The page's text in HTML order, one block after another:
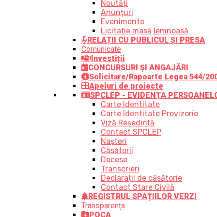
Noutăți
Anunțuri
Evenimente
Licitație masă lemnoasă
RELAȚII CU PUBLICUL ȘI PRESA
Comunicate
Investiții
CONCURSURI ȘI ANGAJĂRI
Solicitare/Rapoarte Legea 544/
Apeluri de proiecte
SPCLEP - EVIDENȚA
Carte Identitate
Carte Identitate Provizorie
Viză Reședință
Contact SPCLEP
Nașteri
Căsătorii
Decese
Transcrieri
Declarații de căsătorie
Contact Stare Civilă
REGISTRUL SPAȚIILOR VERZI
Transparența
POCA